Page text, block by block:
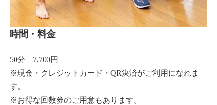
時間・料金
50分 7,700円
※現金・クレジットカード・QR決済がご利用になれま
す。
※お得な回数券のご用意もあります。